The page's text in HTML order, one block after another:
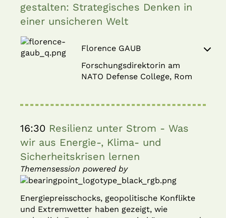
gestalten: Strategisches Denken in
einer unsicheren Welt
Florence GAUB
Forschungsdirektorin am
NATO Defense College, Rom
16:30 Resilienz unter Strom - Was
wir aus Energie-, Klima- und
Sicherheitskrisen lernen
Themensession powered by
Energiepreisschocks, geopolitische Konflikte
und Extremwetter haben gezeigt, wie